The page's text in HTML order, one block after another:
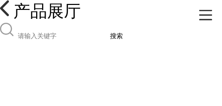
产品展厅
搜索